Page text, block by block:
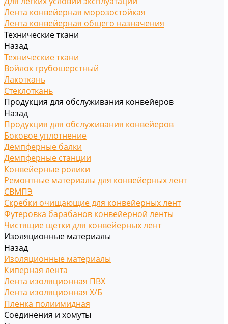
Лента конвейерная морозостойкая
Лента конвейерная общего назначения
Технические ткани
Назад
Технические ткани
Войлок грубошерстный
Лакоткань
Стеклоткань
Продукция для обслуживания конвейеров
Назад
Продукция для обслуживания конвейеров
Боковое уплотнение
Демпферные балки
Демпферные станции
Конвейерные ролики
Ремонтные материалы для конвейерных лент
СВМПЭ
Скребки очищающие для конвейерных лент
Футеровка барабанов конвейерной ленты
Чистящие щетки для конвейерных лент
Изоляционные материалы
Назад
Изоляционные материалы
Киперная лента
Лента изоляционная ПВХ
Лента изоляционная Х/Б
Пленка полиимидная
Соединения и хомуты